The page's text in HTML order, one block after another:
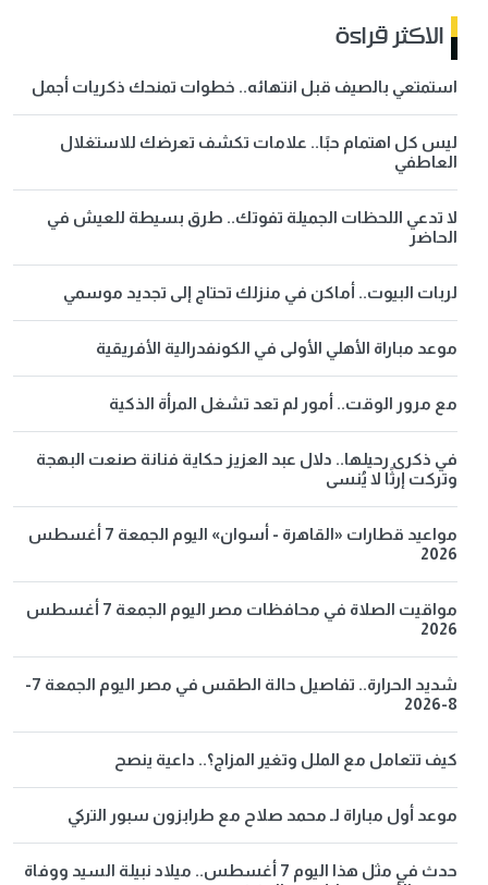
الاكثر قراءة
استمتعي بالصيف قبل انتهائه.. خطوات تمنحك ذكريات أجمل
ليس كل اهتمام حبًا.. علامات تكشف تعرضك للاستغلال
العاطفي
لا تدعي اللحظات الجميلة تفوتك.. طرق بسيطة للعيش في
الحاضر
لربات البيوت.. أماكن في منزلك تحتاج إلى تجديد موسمي
موعد مباراة الأهلي الأولى في الكونفدرالية الأفريقية
مع مرور الوقت.. أمور لم تعد تشغل المرأة الذكية
في ذكرى رحيلها.. دلال عبد العزيز حكاية فنانة صنعت البهجة
وتركت إرثًا لا يُنسى
مواعيد قطارات «القاهرة - أسوان» اليوم الجمعة 7 أغسطس
2026
مواقيت الصلاة في محافظات مصر اليوم الجمعة 7 أغسطس
2026
شديد الحرارة.. تفاصيل حالة الطقس في مصر اليوم الجمعة 7-
8-2026
كيف تتعامل مع الملل وتغير المزاج؟.. داعية ينصح
موعد أول مباراة لـ محمد صلاح مع طرابزون سبور التركي
حدث في مثل هذا اليوم 7 أغسطس.. ميلاد نبيلة السيد ووفاة